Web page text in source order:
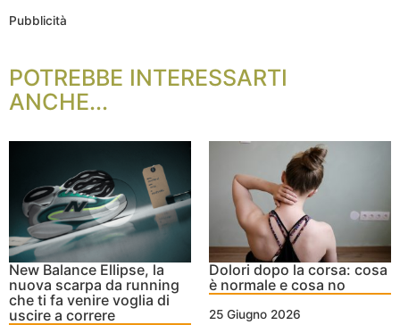
Pubblicità
POTREBBE INTERESSARTI
ANCHE...
New Balance Ellipse, la
nuova scarpa da running
che ti fa venire voglia di
uscire a correre
Dolori dopo la corsa: cosa
è normale e cosa no
25 Giugno 2026